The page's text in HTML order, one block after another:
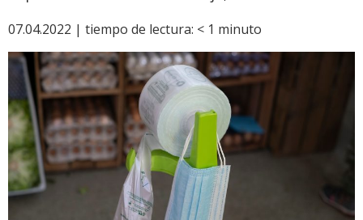
07.04.2022 | tiempo de lectura: < 1 minuto